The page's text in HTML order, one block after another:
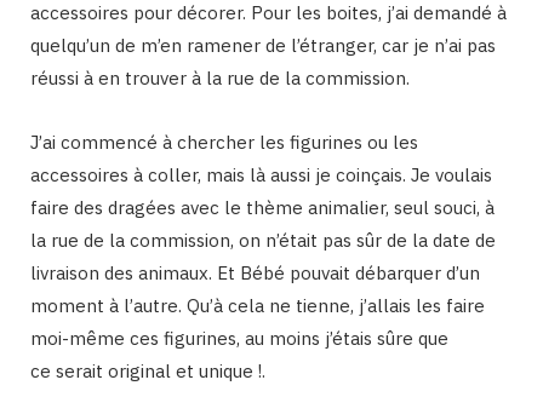
accessoires pour décorer. Pour les boites, j’ai demandé à
quelqu’un de m’en ramener de l’étranger, car je n’ai pas
réussi à en trouver à la rue de la commission.
J’ai commencé à chercher les figurines ou les
accessoires à coller, mais là aussi je coinçais. Je voulais
faire des dragées avec le thème animalier, seul souci, à
la rue de la commission, on n’était pas sûr de la date de
livraison des animaux. Et Bébé pouvait débarquer d’un
moment à l’autre. Qu’à cela ne tienne, j’allais les faire
moi-même ces figurines, au moins j’étais sûre que
ce serait original et unique !.